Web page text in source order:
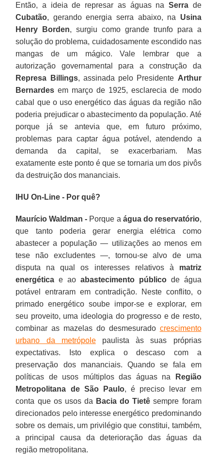
Então, a ideia de represar as águas na Serrade
Cubatão, gerando energia serra abaixo, na Usina
Henry Borden, surgiu como grande trunfo para a
solução do problema, cuidadosamente escondido nas
mangas de um mágico. Vale lembrar que a
autorização governamental para a construção da
Represa Billings, assinada pelo Presidente Arthur
Bernardes em março de 1925, esclarecia de modo
cabal que o uso energético das águas da região não
poderia prejudicar o abastecimento da população. Até
porque já se antevia que, em futuro próximo,
problemas para captar água potável, atendendo a
demanda da capital, se exacerbariam. Mas
exatamente este ponto é que se tornaria um dos pivôs
da destruição dos mananciais.
IHU On-Line - Por quê?
Maurício Waldman - Porque a água do reservatório,
que tanto poderia gerar energia elétrica como
abastecer a população — utilizações ao menos em
tese não excludentes —, tornou-se alvo de uma
disputa na qual os interesses relativos à matriz
energética e ao abastecimento públicode água
potável entraram em contradição. Neste conflito, o
primado energético soube impor-se e explorar, em
seu proveito, uma ideologia do progresso e de resto,
combinar as mazelas do desmesurado crescimento
urbano da metrópolepaulista às suas próprias
expectativas. Isto explica o descaso com a
preservação dos mananciais. Quando se fala em
políticas de usos múltiplos das águas na
Região
Metropolitana de São Paulo, é preciso levar em
conta que os usos da Bacia do Tietê sempre foram
direcionados pelo interesse energético predominando
sobre os demais, um privilégio que constitui, também,
a principal causa da deterioração das águas da
região metropolitana.